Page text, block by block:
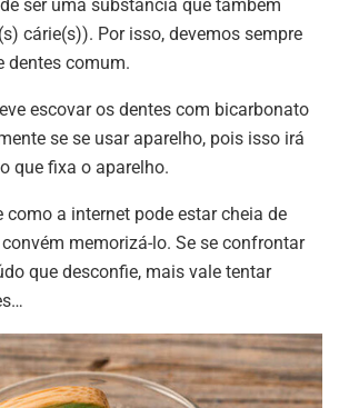
ser uma substância que também
cárie(s)). Por isso, devemos sempre
dentes comum.
escovar os dentes com bicarbonato
se se usar aparelho, pois isso irá
que fixa o aparelho.
como a internet pode estar cheia de
memorizá-lo. Se se confrontar
que desconfie, mais vale tentar